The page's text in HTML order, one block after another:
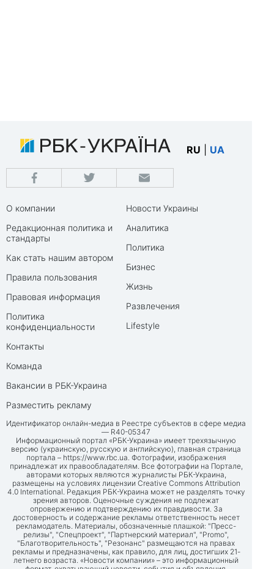
RU UA
О компании
Редакционная политика и
стандарты
Как стать нашим автором
Правила пользования
Правовая информация
Политика
конфиденциальности
Контакты
Команда
Вакансии в РБК-Украина
Разместить рекламу
Новости Украины
Аналитика
Политика
Бизнес
Жизнь
Развлечения
Lifestyle
Идентификатор онлайн-медиа в Реестре субъектов в сфере медиа
— R40-05347
Информационный портал «РБК-Украина» имеет трехязычную
версию (украинскую, русскую и английскую), главная страница
портала – https://www.rbc.ua. Фотографии, изображения
принадлежат их правообладателям. Все фотографии на Портале,
авторами которых являются журналисты РБК-Украина,
размещены на условиях лицензии Creative Commons Attribution
4.0 International. Редакция РБК-Украина может не разделять точку
зрения авторов. Оценочные суждения не подлежат
опровержению и подтверждению их правдивости. За
достоверность и содержание рекламы ответственность несет
рекламодатель. Материалы, обозначенные плашкой: "Пресс-
релизы", "Спецпроект", "Партнерский материал", "Promo",
"Благотворительность", "Резонанс" размещаются на правах
рекламы и предназначены, как правило, для лиц, достигших 21-
летнего возраста. «Новости компании» – это информационный